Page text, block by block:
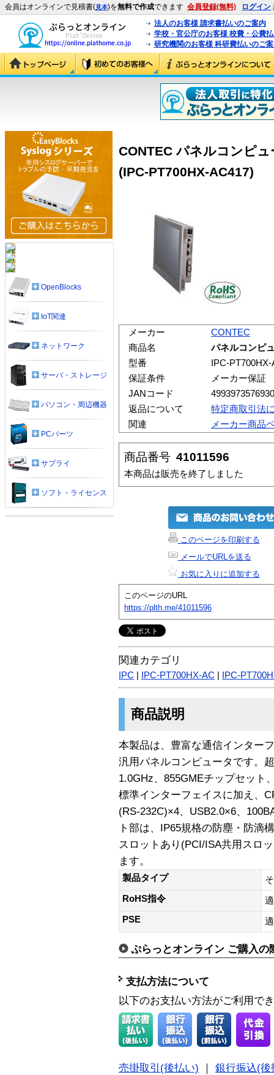
会員はオンラインで見積書(見本)を無料で作成できます 会員登録(無料) ログイン
法人のお客様 請求書払いのご案内
学校・官公庁のお客様 校費・公費
研究機関のお客様 科研費払いのご
CONTEC パネルコンピ
(IPC-PT700HX-AC417)
メーカー
CONTEC
商品名
パネルコンピ
型番
IPC-
保証条件
メーカー保証
JANコード
4993973576930
返品について
特定商取引法
関連
メーカー商品
商品番号 41011596
本商品は販売を終了しました
このページを印刷する
メールでURLを送る
お気に入りに追加する
このページのURL
https://plth.me/41011596
関連カテゴリ
IPC IPC-PT700HX-AC IPC-
商品説明
本製品は、豊富な通信インター
汎用パネルコンピュータです。
1.0GHz、855GMEチップセット
標準インターフェイスに加え、
(RS-232C)×4、USB2.0×6、
ト部は、IP65規格の防塵・防滴
スロットあり(PCI/ISA共用スロ
ます。
製品タイプ
RoHS指令
PSE
ぷらっとオンライン ご購入の
支払方法について
以下のお支払い方法がご利用で
売掛取引(後払い)
銀行振込(後
OpenBlocks
IoT関連
ネットワーク
サーバ・ストレージ
パソコン・周辺機器
PCパーツ
サプライ
ソフト・ライセンス